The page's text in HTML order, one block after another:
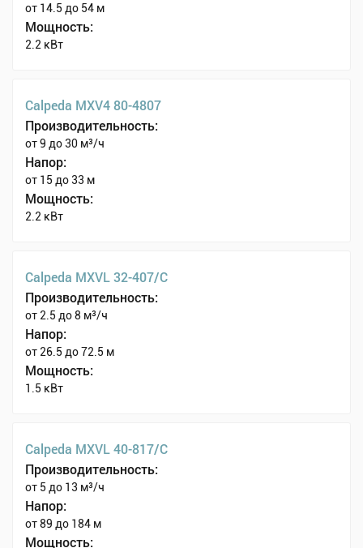
от 14.5 до 54 м
Мощность:
2.2 кВт
Calpeda MXV4 80-4807
Производительность:
от 9 до 30 м³/ч
Напор:
от 15 до 33 м
Мощность:
2.2 кВт
Calpeda MXVL 32-407/C
Производительность:
от 2.5 до 8 м³/ч
Напор:
от 26.5 до 72.5 м
Мощность:
1.5 кВт
Calpeda MXVL 40-817/C
Производительность:
от 5 до 13 м³/ч
Напор:
от 89 до 184 м
Мощность: